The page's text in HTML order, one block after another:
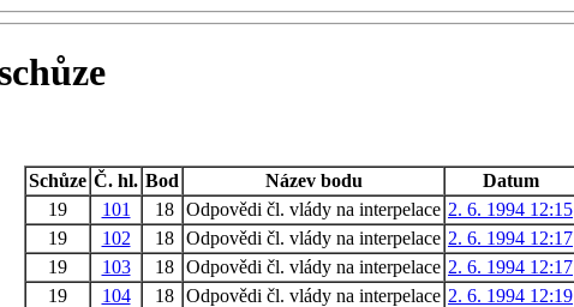
Schůze Č. hl. Bod Název bodu Datum
19
101 18 Odpovědi čl. vlády na interpelace 2. 6. 1994 12:15
19
102 18 Odpovědi čl. vlády na interpelace 2. 6. 1994 12:17
19
103 18 Odpovědi čl. vlády na interpelace 2. 6. 1994 12:17
19
104 18 Odpovědi čl. vlády na interpelace 2. 6. 1994 12:19